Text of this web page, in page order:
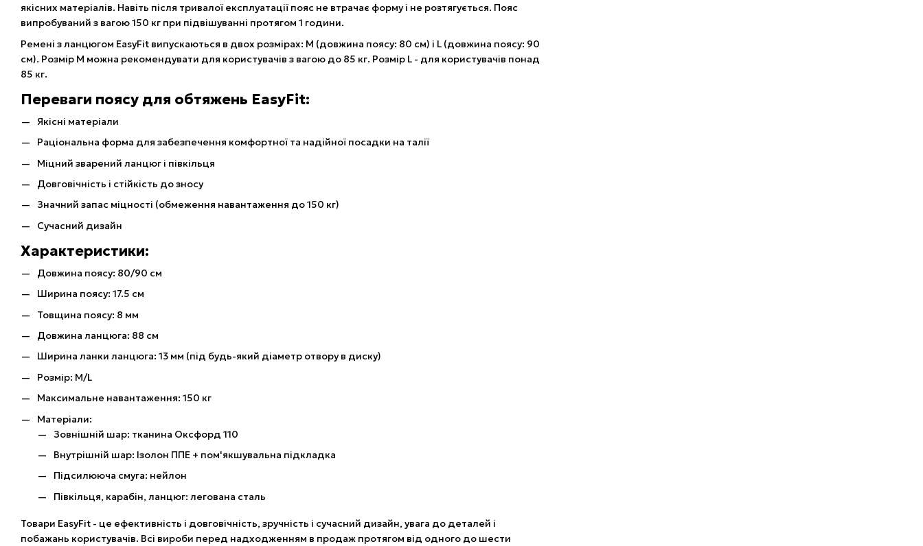
якісних матеріалів. Навіть після тривалої експлуатації пояс не втрачає форму і не розтягується. Пояс
випробуваний з вагою 150 кг при підвішуванні протягом 1 години.
Ремені з ланцюгом EasyFit випускаються в двох розмірах: М (довжина поясу: 80 см) і L (довжина поясу: 90
см). Розмір М можна рекомендувати для користувачів з вагою до 85 кг. Розмір L - для користувачів понад
85 кг.
Переваги поясу для обтяжень EasyFit:
Якісні матеріали
Раціональна форма для забезпечення комфортної та надійної посадки на талії
Міцний зварений ланцюг і півкільця
Довговічність і стійкість до зносу
Значний запас міцності (обмеження навантаження до 150 кг)
Сучасний дизайн
Характеристики:
Довжина поясу: 80/90 см
Ширина поясу: 17.5 см
Товщина поясу: 8 мм
Довжина ланцюга: 88 см
Ширина ланки ланцюга: 13 мм (під будь-який діаметр отвору в диску)
Розмір: M/L
Максимальне навантаження: 150 кг
Матеріали:
Зовнішній шар: тканина Оксфорд 110
Внутрішній шар: Ізолон ППЕ + пом'якшувальна підкладка
Підсилююча смуга: нейлон
Півкільця, карабін, ланцюг: легована сталь
Товари EasyFit - це ефективність і довговічність, зручність і сучасний дизайн, увага до деталей і
побажань користувачів. Всі вироби перед надходженням в продаж протягом від одного до шести